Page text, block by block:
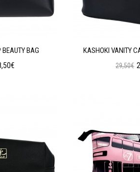
BAG KASHOKI VANITY
29,50€